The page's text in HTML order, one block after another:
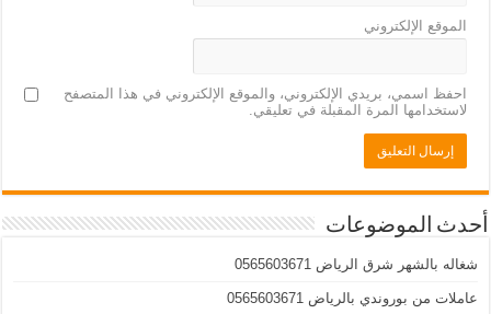
الموقع الإلكتروني
احفظ اسمي، بريدي الإلكتروني، والموقع الإلكتروني في هذا المتصفح
لاستخدامها المرة المقبلة في تعليقي.
أحدث الموضوعات
شغاله بالشهر شرق الرياض 0565603671
عاملات من بوروندي بالرياض 0565603671